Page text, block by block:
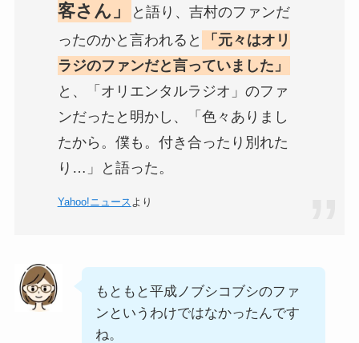
客さん」
と語り、吉村のファンだ
ったのかと言われると
「元々はオリ
ラジのファンだと言っていました」
と、「オリエンタルラジオ」のファ
ンだったと明かし、「色々ありまし
たから。僕も。付き合ったり別れた
り…」と語った。
Yahoo!ニュースより
もともと平成ノブシコブシのファ
ンというわけではなかったんです
ね。